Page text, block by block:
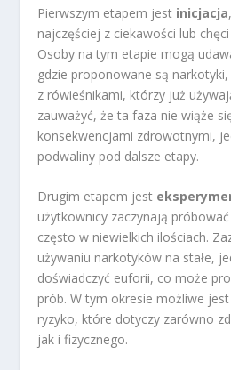
Pierwszym etapem jest inicjacja
najczęściej z ciekawości lub
Osoby na tym etapie mogą
gdzie proponowane są
z rówieśnikami, którzy już
zauważyć, że ta faza nie wiąże
konsekwencjami zdrowotnymi,
podwaliny pod dalsze etapy.
Drugim etapem jest
użytkownicy zaczynają
często w niewielkich ilościach.
używaniu narkotyków na stałe,
doświadczyć euforii, co może
prób. W tym okresie możliwe
ryzyko, które dotyczy zarówno
jak i fizycznego.